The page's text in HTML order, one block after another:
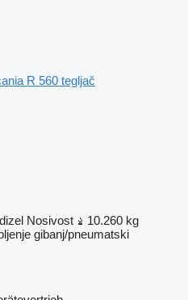
R 560 tegljač
dizel Nosivost
10.260 kg
gibanj/pneumatski